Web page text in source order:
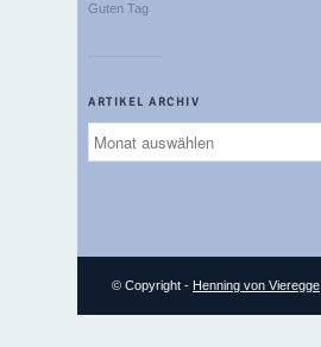
Guten Tag
ARTIKEL ARCHIV
Artikel
Archiv
© Copyright - Henning von Vieregge